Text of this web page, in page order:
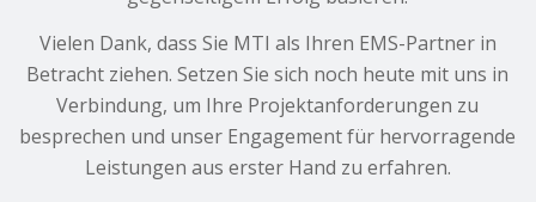
Vielen Dank, dass Sie MTI als Ihren EMS-Partner in
Betracht ziehen. Setzen Sie sich noch heute mit uns in
Verbindung, um Ihre Projektanforderungen zu
besprechen und unser Engagement für hervorragende
Leistungen aus erster Hand zu erfahren.